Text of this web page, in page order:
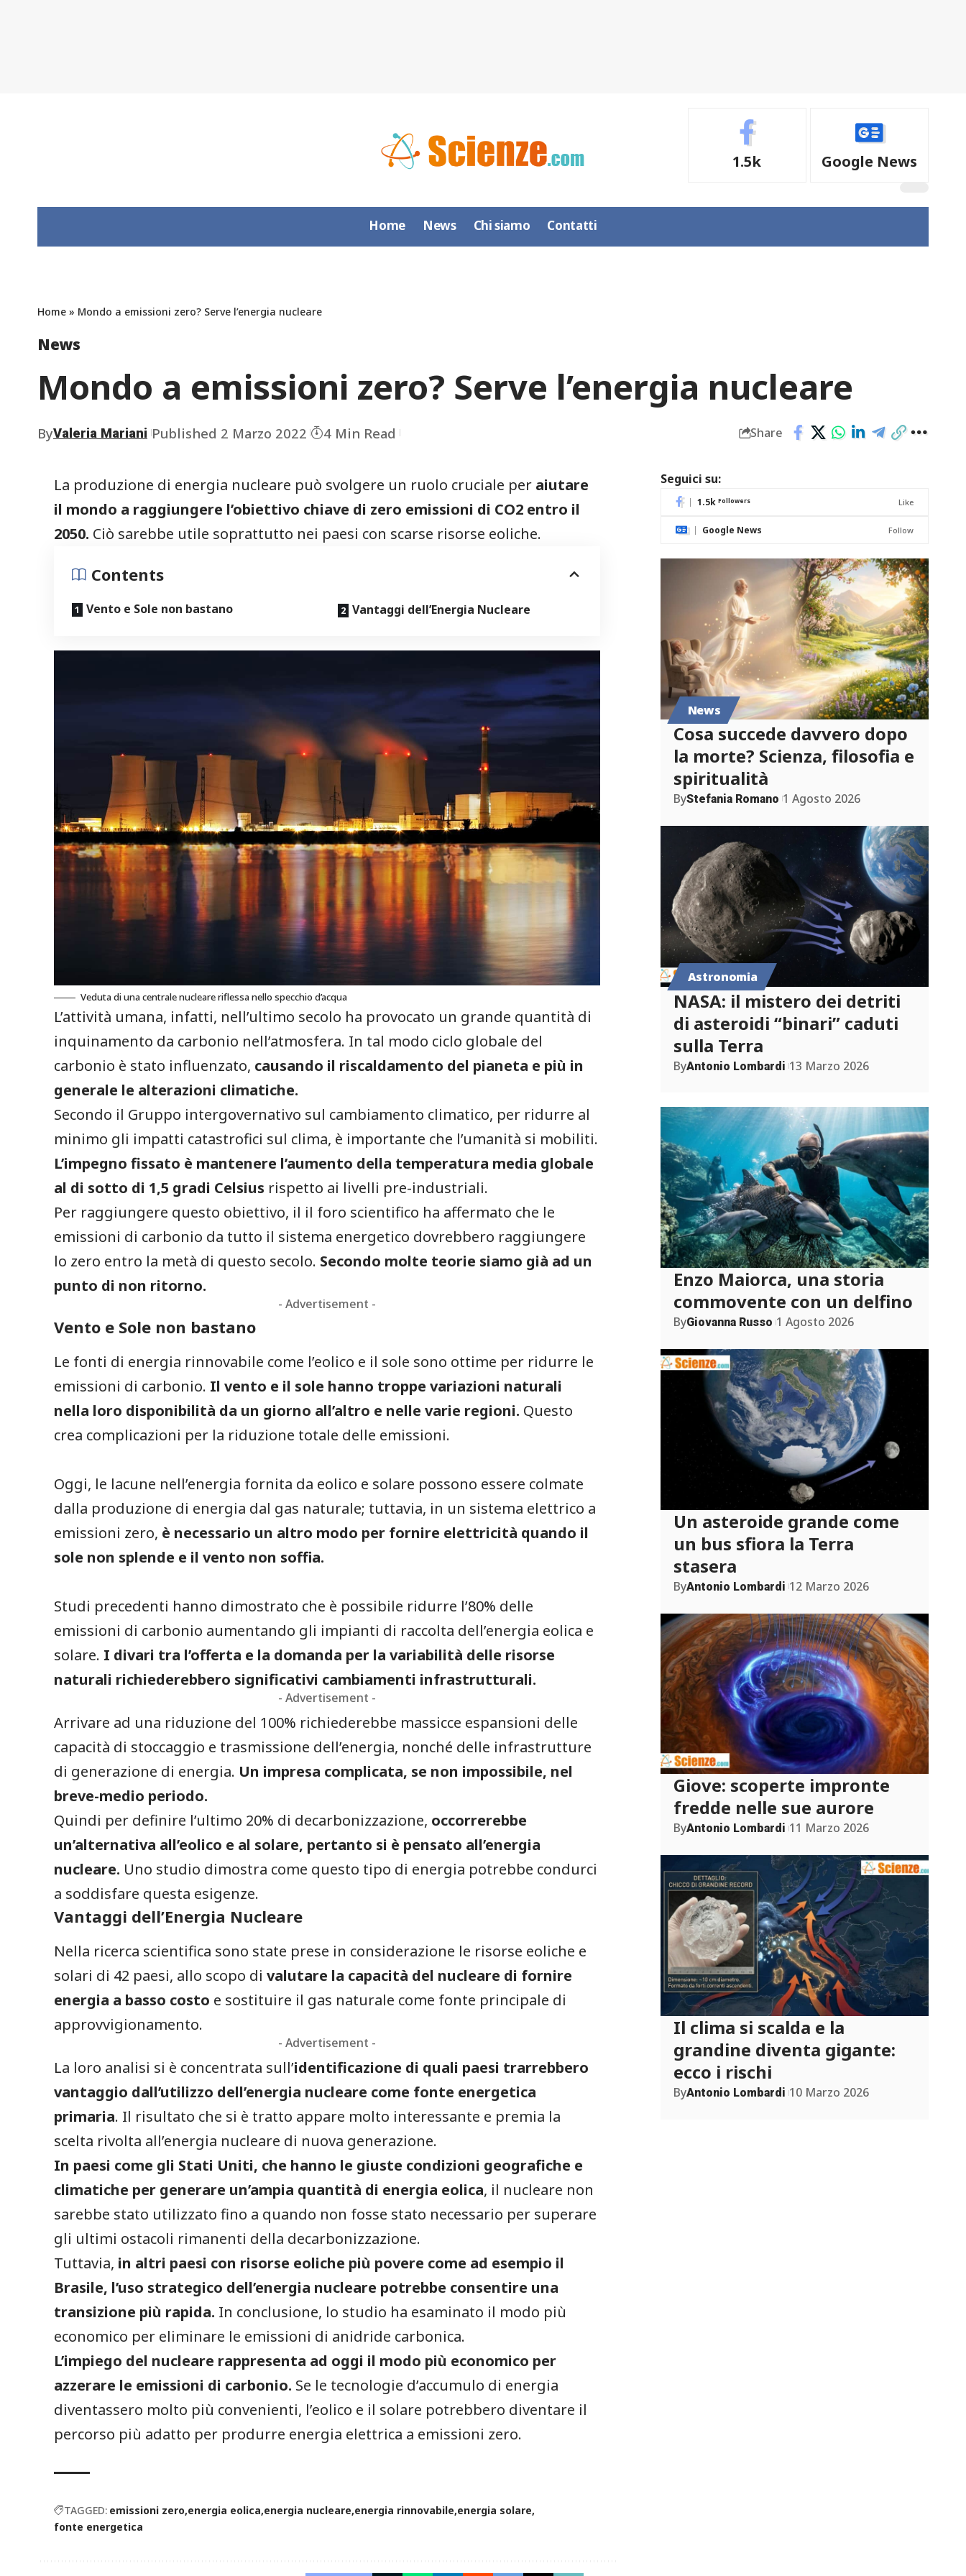
1.5k Google News
Home News Chi siamo Contatti
Home » Mondo a emissioni zero? Serve l’energia nucleare
News
Mondo a emissioni zero? Serve l’energia nucleare
ByValeria Mariani Published 2 Marzo 2022 4 Min Read Share
La produzione di energia nucleare può svolgere un ruolo cruciale per aiutare
il mondo a raggiungere l’obiettivo chiave di zero emissioni di CO2 entro il
2050. Ciò sarebbe utile soprattutto nei paesi con scarse risorse eoliche.
Contents
Vento e Sole non bastano Vantaggi dell’Energia Nucleare
Veduta di una centrale nucleare riflessa nello specchio d’acqua
L’attività umana, infatti, nell’ultimo secolo ha provocato un grande quantità di
inquinamento da carbonio nell’atmosfera. In tal modo ciclo globale del
carbonio è stato influenzato, causando il riscaldamento del pianeta e più in
generale le alterazioni climatiche.
Secondo il Gruppo intergovernativo sul cambiamento climatico, per ridurre al
minimo gli impatti catastrofici sul clima, è importante che l’umanità si mobiliti.
L’impegno fissato è mantenere l’aumento della temperatura media globale
al di sotto di 1,5 gradi Celsius rispetto ai livelli pre-industriali.
Per raggiungere questo obiettivo, il il foro scientifico ha affermato che le
emissioni di carbonio da tutto il sistema energetico dovrebbero raggiungere
lo zero entro la metà di questo secolo. Secondo molte teorie siamo già ad un
punto di non ritorno.
- Advertisement -
Vento e Sole non bastano
Le fonti di energia rinnovabile come l’eolico e il sole sono ottime per ridurre le
emissioni di carbonio. Il vento e il sole hanno troppe variazioni naturali
nella loro disponibilità da un giorno all’altro e nelle varie regioni. Questo
crea complicazioni per la riduzione totale delle emissioni.
Oggi, le lacune nell’energia fornita da eolico e solare possono essere colmate
dalla produzione di energia dal gas naturale; tuttavia, in un sistema elettrico a
emissioni zero, è necessario un altro modo per fornire elettricità quando il
sole non splende e il vento non soffia.
Studi precedenti hanno dimostrato che è possibile ridurre l’80% delle
emissioni di carbonio aumentando gli impianti di raccolta dell’energia eolica e
solare. I divari tra l’offerta e la domanda per la variabilità delle risorse
naturali richiederebbero significativi cambiamenti infrastrutturali.
- Advertisement -
Arrivare ad una riduzione del 100% richiederebbe massicce espansioni delle
capacità di stoccaggio e trasmissione dell’energia, nonché delle infrastrutture
di generazione di energia. Un impresa complicata, se non impossibile, nel
breve-medio periodo.
Quindi per definire l’ultimo 20% di decarbonizzazione, occorrerebbe
un’alternativa all’eolico e al solare, pertanto si è pensato all’energia
nucleare. Uno studio dimostra come questo tipo di energia potrebbe condurci
a soddisfare questa esigenze.
Vantaggi dell’Energia Nucleare
Nella ricerca scientifica sono state prese in considerazione le risorse eoliche e
solari di 42 paesi, allo scopo di valutare la capacità del nucleare di fornire
energia a basso costo e sostituire il gas naturale come fonte principale di
approvvigionamento.
- Advertisement -
La loro analisi si è concentrata sull’identificazione di quali paesi trarrebbero
vantaggio dall’utilizzo dell’energia nucleare come fonte energetica
primaria. Il risultato che si è tratto appare molto interessante e premia la
scelta rivolta all’energia nucleare di nuova generazione.
In paesi come gli Stati Uniti, che hanno le giuste condizioni geografiche e
climatiche per generare un’ampia quantità di energia eolica, il nucleare non
sarebbe stato utilizzato fino a quando non fosse stato necessario per superare
gli ultimi ostacoli rimanenti della decarbonizzazione.
Tuttavia, in altri paesi con risorse eoliche più povere come ad esempio il
Brasile, l’uso strategico dell’energia nucleare potrebbe consentire una
transizione più rapida. In conclusione, lo studio ha esaminato il modo più
economico per eliminare le emissioni di anidride carbonica.
L’impiego del nucleare rappresenta ad oggi il modo più economico per
azzerare le emissioni di carbonio. Se le tecnologie d’accumulo di energia
diventassero molto più convenienti, l’eolico e il solare potrebbero diventare il
percorso più adatto per produrre energia elettrica a emissioni zero.
TAGGED: emissioni zero energia eolica energia nucleare energia rinnovabile energia solare
fonte energetica
Seguici su:
1.5k Followers Like
Google News Follow
News
Cosa succede davvero dopo
la morte? Scienza, filosofia e
spiritualità
ByStefania Romano 1 Agosto 2026
Astronomia
NASA: il mistero dei detriti
di asteroidi “binari” caduti
sulla Terra
ByAntonio Lombardi 13 Marzo 2026
Enzo Maiorca, una storia
commovente con un delfino
ByGiovanna Russo 1 Agosto 2026
Un asteroide grande come
un bus sfiora la Terra
stasera
ByAntonio Lombardi 12 Marzo 2026
Giove: scoperte impronte
fredde nelle sue aurore
ByAntonio Lombardi 11 Marzo 2026
Il clima si scalda e la
grandine diventa gigante:
ecco i rischi
ByAntonio Lombardi 10 Marzo 2026